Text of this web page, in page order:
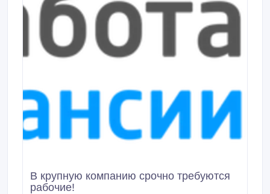
В крупную компанию срочно требуются
рабочие!